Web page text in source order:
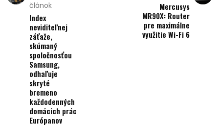
článok
Index
neviditeľnej
záťaže,
skúmaný
spoločnosťou
Samsung,
odhaľuje
skryté
bremeno
každodenných
domácich prác
Európanov
Mercusys
MR90X: Router
pre maximálne
využitie Wi-Fi 6